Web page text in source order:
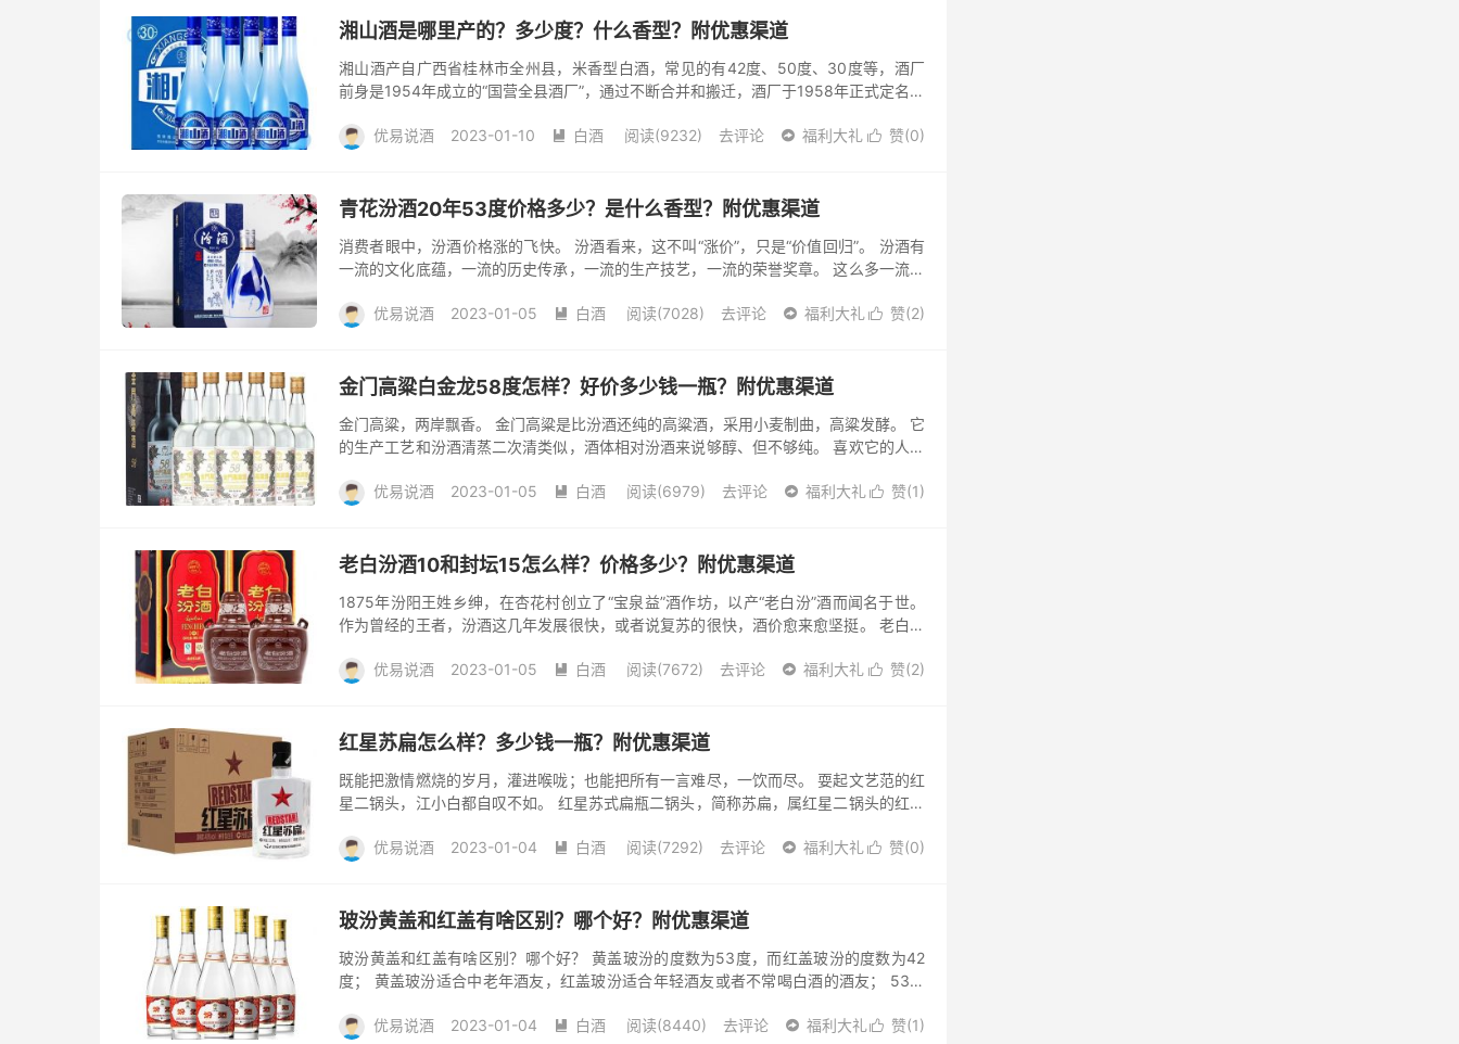
湘山酒是哪里产的？多少度？什么香型？附优惠渠道
湘山酒产自广西省桂林市全州县，米香型白酒，常见的有42度、50度、30度等，酒厂
前身是1954年成立的“国营全县酒厂”，通过不断合并和搬迁，酒厂于1958年正式定名为
 赞(0)
优易说酒 2023-01-10  白酒 阅读(9232) 去评论  福利大礼
青花汾酒20年53度价格多少？是什么香型？附优惠渠道
消费者眼中，汾酒价格涨的飞快。 汾酒看来，这不叫“涨价”，只是“价值回归”。 汾酒有
一流的文化底蕴，一流的历史传承，一流的生产技艺，一流的荣誉奖章。 这么多一流，
 赞(2)
优易说酒 2023-01-05  白酒 阅读(7028) 去评论  福利大礼
金门高粱白金龙58度怎样？好价多少钱一瓶？附优惠渠道
金门高粱，两岸飘香。 金门高粱是比汾酒还纯的高粱酒，采用小麦制曲，高粱发酵。 它
的生产工艺和汾酒清蒸二次清类似，酒体相对汾酒来说够醇、但不够纯。 喜欢它的人说
级...
 赞(1)
优易说酒 2023-01-05  白酒 阅读(6979) 去评论  福利大礼
老白汾酒10和封坛15怎么样？价格多少？附优惠渠道
1875年汾阳王姓乡绅，在杏花村创立了“宝泉益”酒作坊，以产“老白汾”酒而闻名于世。
作为曾经的王者，汾酒这几年发展很快，或者说复苏的很快，酒价愈来愈坚挺。 老白汾
 赞(2)
优易说酒 2023-01-05  白酒 阅读(7672) 去评论  福利大礼
红星苏扁怎么样？多少钱一瓶？附优惠渠道
既能把激情燃烧的岁月，灌进喉咙；也能把所有一言难尽，一饮而尽。 耍起文艺范的红
星二锅头，江小白都自叹不如。 红星苏式扁瓶二锅头，简称苏扁，属红星二锅头的红色
表达了一...
 赞(0)
优易说酒 2023-01-04  白酒 阅读(7292) 去评论  福利大礼
玻汾黄盖和红盖有啥区别？哪个好？附优惠渠道
玻汾黄盖和红盖有啥区别？哪个好？ 黄盖玻汾的度数为53度，而红盖玻汾的度数为42
度； 黄盖玻汾适合中老年酒友，红盖玻汾适合年轻酒友或者不常喝白酒的酒友； 53度
 赞(1)
优易说酒 2023-01-04  白酒 阅读(8440) 去评论  福利大礼